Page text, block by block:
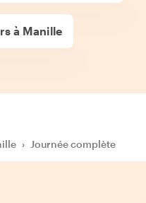
à Manille
› Journée complète